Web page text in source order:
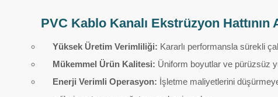
PVC Kablo Kanalı Ekstrüzyon Hattının
Yüksek Üretim Verimliliği: Kararlı performansla sürekli
Mükemmel Ürün Kalitesi: Üniform boyutlar ve pürüzsüz
Enerji Verimli Operasyon: İşletme maliyetlerini